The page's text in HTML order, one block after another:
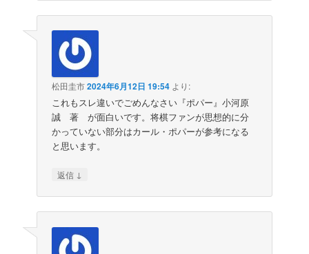
松田圭市2024年6月12日 19:54 より:
これもスレ違いでごめんなさい『ポパー』小河原
誠 著 が面白いです。将棋ファンが思想的に分
かっていない部分はカール・ポパーが参考になる
と思います。
返信 ↓